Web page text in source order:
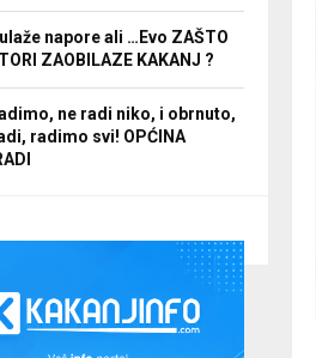
napore ali …Evo ZAŠTO
ZAOBILAZE KAKANJ ?
ne radi niko, i obrnuto,
radimo svi! OPĆINA